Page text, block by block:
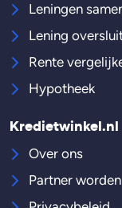
Leningen
Lening
Rente
Hypotheek
Kredietwinkel.nl
Over ons
Partner worden